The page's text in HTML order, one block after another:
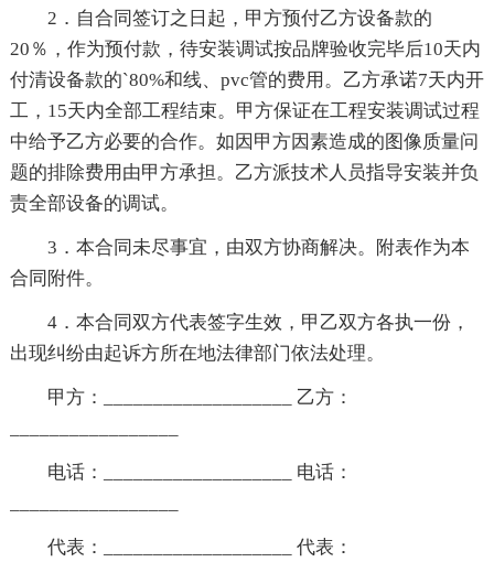
2．自合同签订之日起，甲方预付乙方设备款的
20％，作为预付款，待安装调试按品牌验收完毕后10天内
付清设备款的`80%和线、pvc管的费用。乙方承诺7天内开
工，15天内全部工程结束。甲方保证在工程安装调试过程
中给予乙方必要的合作。如因甲方因素造成的图像质量问
题的排除费用由甲方承担。乙方派技术人员指导安装并负
责全部设备的调试。
3．本合同未尽事宜，由双方协商解决。附表作为本
合同附件。
4．本合同双方代表签字生效，甲乙双方各执一份，
出现纠纷由起诉方所在地法律部门依法处理。
甲方：___________________ 乙方：
电话：___________________ 电话：
代表：___________________ 代表：